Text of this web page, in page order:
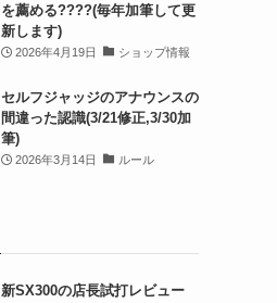
を薦める????(毎年加筆して更
新します)
2026年4月19日 ショップ情報
セルフジャッジのアナウンスの
間違った認識(3/21修正,3/30加
筆)
2026年3月14日 ルール
新SX300の店長試打レビュー